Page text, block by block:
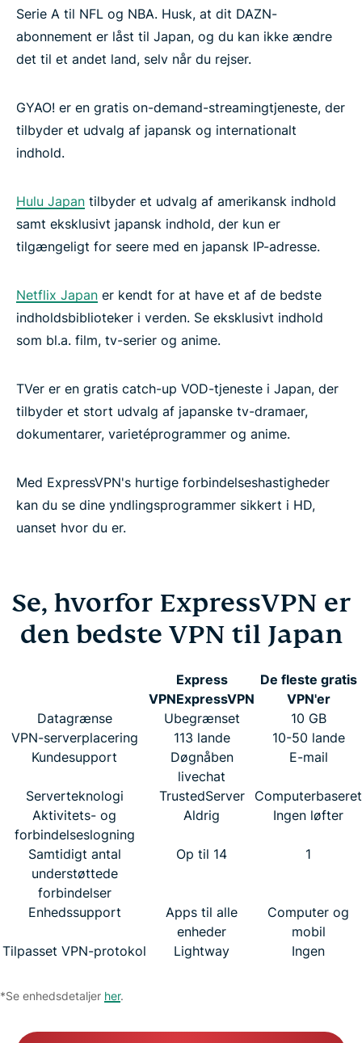
Serie A til NFL og NBA. Husk, at dit DAZN-
abonnement er låst til Japan, og du kan ikke ændre
det til et andet land, selv når du rejser.
GYAO! er en gratis on-demand-streamingtjeneste, der
tilbyder et udvalg af japansk og internationalt
indhold.
Hulu Japan tilbyder et udvalg af amerikansk indhold
samt eksklusivt japansk indhold, der kun er
tilgængeligt for seere med en japansk IP-adresse.
Netflix Japan er kendt for at have et af de bedste
indholdsbiblioteker i verden. Se eksklusivt indhold
som bl.a. film, tv-serier og anime.
TVer er en gratis catch-up VOD-tjeneste i Japan, der
tilbyder et stort udvalg af japanske tv-dramaer,
dokumentarer, varietéprogrammer og anime.
Med ExpressVPN's hurtige forbindelseshastigheder
kan du se dine yndlingsprogrammer sikkert i HD,
uanset hvor du er.
Se, hvorfor ExpressVPN er
den bedste VPN til Japan
Express
VPNExpressVPN
De fleste gratis
VPN'er
Datagrænse
Ubegrænset
10 GB
VPN-serverplacering
113 lande
10-50 lande
Kundesupport
Døgnåben
livechat
E-mail
Serverteknologi TrustedServer
Computerbaseret
Aktivitets- og
forbindelseslogning
Aldrig Ingen løfter
Samtidigt antal
understøttede
forbindelser
Op til 14 1
Enhedssupport
Apps til alle
enheder
Computer og
mobil
Tilpasset VPN-protokol
Lightway Ingen
*Se enhedsdetaljer her.